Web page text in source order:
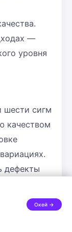
—
уровня
шести сигм
качеством
дефекты
или
Окей →